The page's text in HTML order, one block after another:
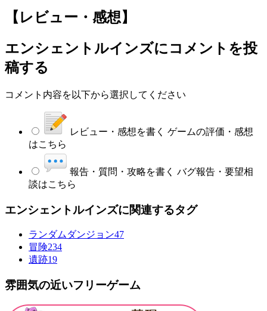
【レビュー・感想】
エンシェントルインズにコメントを投
稿する
コメント内容を以下から選択してください
レビュー・感想を書く ゲームの評価・感想
はこちら
報告・質問・攻略を書く バグ報告・要望相
談はこちら
エンシェントルインズに関連するタグ
ランダムダンジョン47
冒険234
遺跡19
雰囲気の近いフリーゲーム